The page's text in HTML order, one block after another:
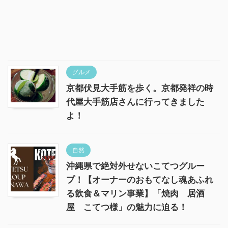
グルメ
京都伏見大手筋を歩く。京都発祥の時
代屋大手筋店さんに行ってきました
よ！
自然
沖縄県で絶対外せないこてつグルー
プ！【オーナーのおもてなし魂あふれ
る飲食＆マリン事業】「焼肉 居酒
屋 こてつ様」の魅力に迫る！